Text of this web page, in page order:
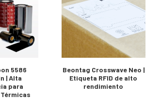
5586
| Alta
para
Beontag Crosswave Neo |
Etiqueta RFID de alto
rendimiento